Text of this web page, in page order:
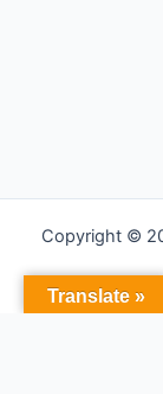
Copyright ©
Translate »